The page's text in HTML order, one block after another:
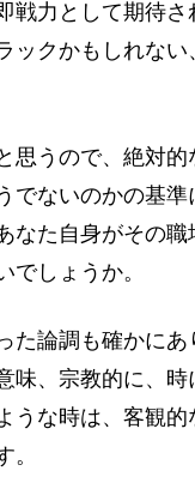
戦力として期待
ックかもしれな
思うので、絶対
ないのかの基準
なた自身がその
しょうか。
た論調も確かに
味、宗教的に、
うな時は、客観